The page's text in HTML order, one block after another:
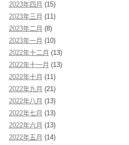
2023年四月 (15)
2023年三月 (11)
2023年二月 (8)
2023年一月 (10)
2022年十二月 (13)
2022年十一月 (13)
2022年十月 (11)
2022年九月 (21)
2022年八月 (13)
2022年七月 (13)
2022年六月 (13)
2022年五月 (14)